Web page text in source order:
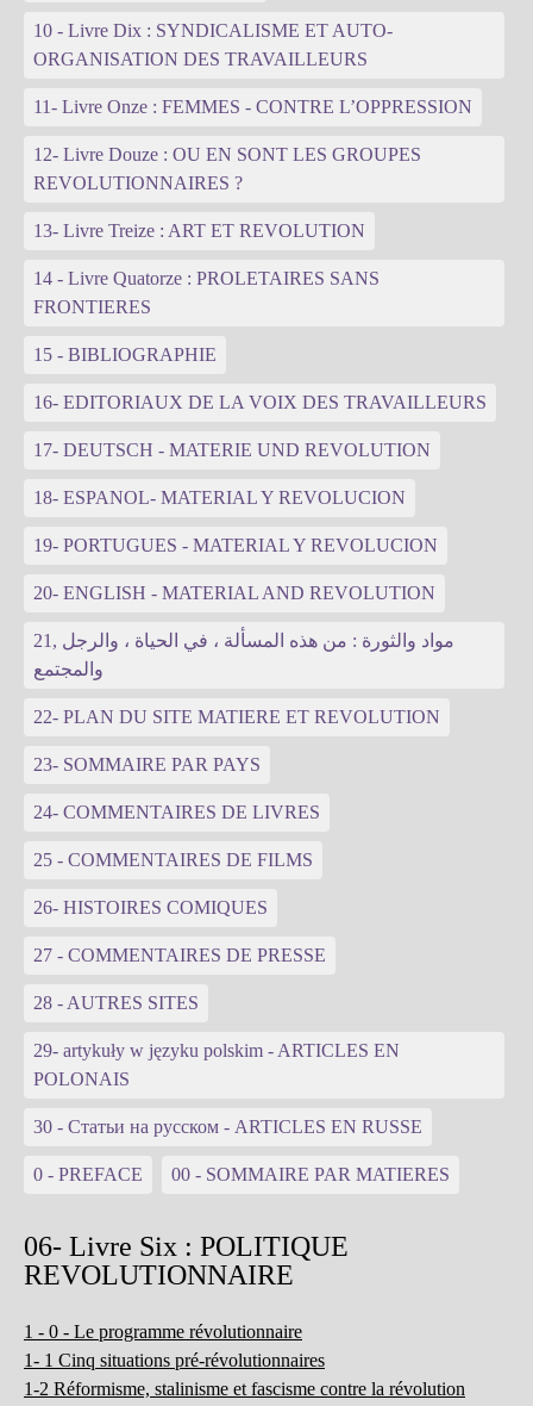
10 - Livre Dix : SYNDICALISME ET AUTO-
ORGANISATION DES TRAVAILLEURS
11- Livre Onze : FEMMES - CONTRE L’OPPRESSION
12- Livre Douze : OU EN SONT LES GROUPES
REVOLUTIONNAIRES ?
13- Livre Treize : ART ET REVOLUTION
14 - Livre Quatorze : PROLETAIRES SANS
FRONTIERES
15 - BIBLIOGRAPHIE
16- EDITORIAUX DE LA VOIX DES TRAVAILLEURS
17- DEUTSCH - MATERIE UND REVOLUTION
18- ESPANOL- MATERIAL Y REVOLUCION
19- PORTUGUES - MATERIAL Y REVOLUCION
20- ENGLISH - MATERIAL AND REVOLUTION
21, مواد والثورة : من هذه المسألة ، في الحياة ، والرجل
والمجتمع
22- PLAN DU SITE MATIERE ET REVOLUTION
23- SOMMAIRE PAR PAYS
24- COMMENTAIRES DE LIVRES
25 - COMMENTAIRES DE FILMS
26- HISTOIRES COMIQUES
27 - COMMENTAIRES DE PRESSE
28 - AUTRES SITES
29- artykuły w języku polskim - ARTICLES EN
POLONAIS
30 - Статьи на русском - ARTICLES EN RUSSE
0 - PREFACE 00 - SOMMAIRE PAR MATIERES
06- Livre Six : POLITIQUE
REVOLUTIONNAIRE
1 - 0 - Le programme révolutionnaire
1- 1 Cinq situations pré-révolutionnaires
1-2 Réformisme, stalinisme et fascisme contre la révolution